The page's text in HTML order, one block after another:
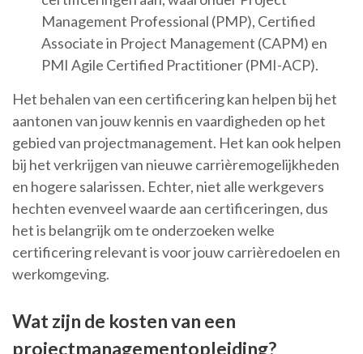
Management Professional (PMP), Certified
Associate in Project Management (CAPM) en
PMI Agile Certified Practitioner (PMI-ACP).
Het behalen van een certificering kan helpen bij het
aantonen van jouw kennis en vaardigheden op het
gebied van projectmanagement. Het kan ook helpen
bij het verkrijgen van nieuwe carrièremogelijkheden
en hogere salarissen. Echter, niet alle werkgevers
hechten evenveel waarde aan certificeringen, dus
het is belangrijk om te onderzoeken welke
certificering relevant is voor jouw carrièredoelen en
werkomgeving.
Wat zijn de kosten van een
projectmanagementopleiding?